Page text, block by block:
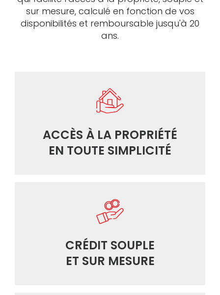
sur mesure, calculé en fonction de vos
disponibilités et remboursable jusqu'à 20
ans.
ACCÈS À LA PROPRIÉTÉ
EN TOUTE SIMPLICITÉ
CRÉDIT SOUPLE
ET SUR MESURE